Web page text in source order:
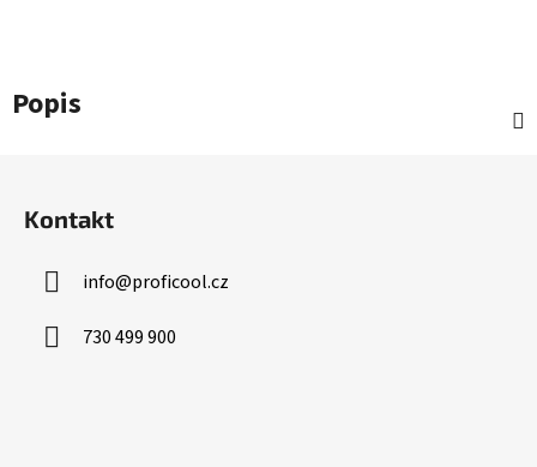
Popis
Kontakt
info@proficool.cz
730 499 900